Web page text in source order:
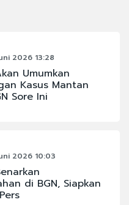
2026 13:28
Umumkan
Kasus Mantan
Sore Ini
2026 10:03
di BGN, Siapkan